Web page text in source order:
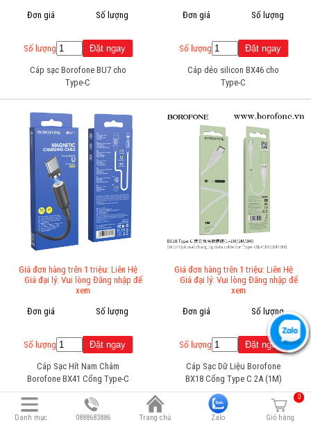
Đơn giá
Số lượng
Số lượng
Cáp sạc Borofone BU7 cho
Type-C
Đơn giá
Số lượng
Số lượng
Cáp dẻo silicon BX46 cho
Type-C
Giá đơn hàng trên 1 triệu: Liên Hệ
Giá đại lý: Vui lòng Đăng nhập để
xem
Đơn giá
Số lượng
Số lượng
Cáp Sạc Hít Nam Châm
Borofone BX41 Cổng Type-C
Giá đơn hàng trên 1 triệu: Liên Hệ
Giá đại lý: Vui lòng Đăng nhập để
xem
Đơn giá
Số lượng
Số lượng
Cáp Sạc Dữ Liệu Borofone
BX18 Cổng Type C 2A (1M)
Danh mục 0888683886 Trang chủ Zalo
0
Giỏ hàng